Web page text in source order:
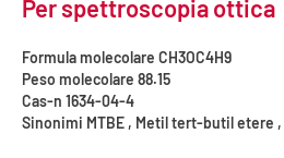
Per spettroscopia ottica
Formula molecolare CH3OC4H9
Peso molecolare 88.15
Cas-n 1634-04-4
Sinonimi MTBE , Metil tert-butil etere